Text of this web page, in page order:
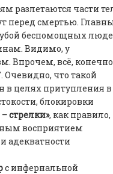
разлетаются части
перед смертью.
беспомощных
Видимо, у
Впрочем, всё,
Очевидно, что такой
в целях притупления в
блокировки
стрелки», как правило,
восприятием
адекватности
с инфернальной